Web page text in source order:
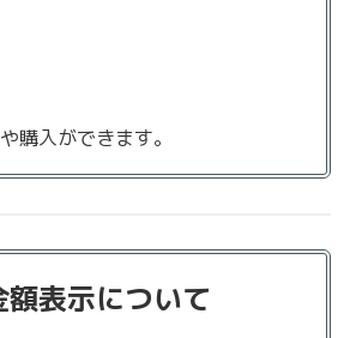
購入ができます。
表示について